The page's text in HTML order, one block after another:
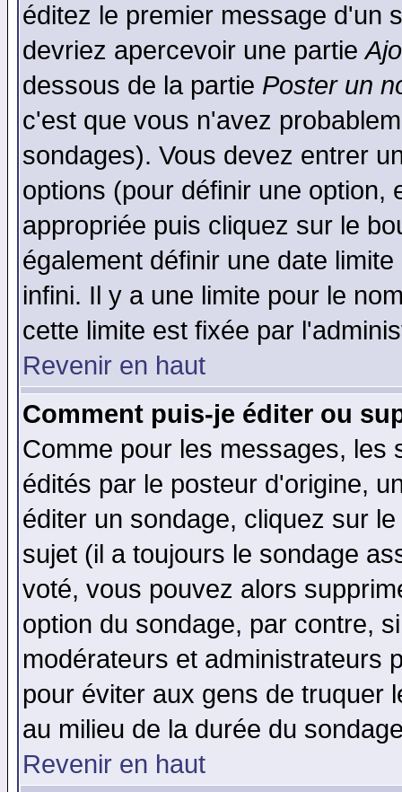
éditez le premier message d'un
devriez apercevoir une partie
dessous de la partie Poster un
c'est que vous n'avez
sondages). Vous devez entrer
options (pour définir une option,
appropriée puis cliquez sur le
également définir une date
infini. Il y a une limite pour le
cette limite est fixée par
Revenir en haut
Comment puis-je éditer ou
Comme pour les messages, les
édités par le posteur d'origine,
éditer un sondage, cliquez sur
sujet (il a toujours le sondage
voté, vous pouvez alors
option du sondage, par contre,
modérateurs et administrateurs
pour éviter aux gens de truquer
au milieu de la durée du
Revenir en haut